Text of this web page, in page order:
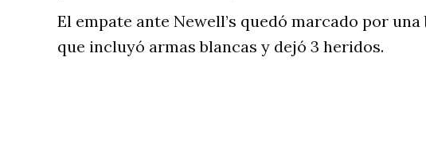
El empate ante Newell’s quedó marcado por
que incluyó armas blancas y dejó 3 heridos.